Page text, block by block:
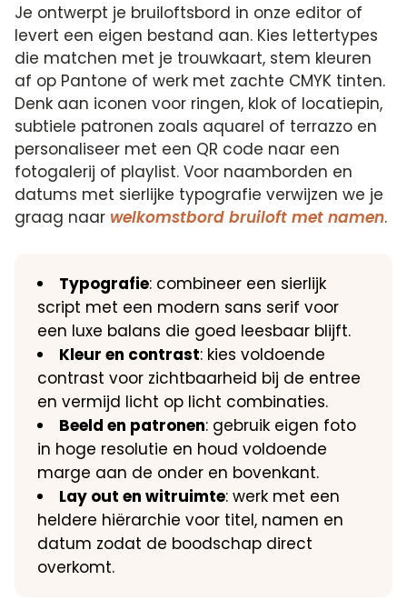
Je ontwerpt je bruiloftsbord in onze editor of
levert een eigen bestand aan. Kies lettertypes
die matchen met je trouwkaart, stem kleuren
af op Pantone of werk met zachte CMYK tinten.
Denk aan iconen voor ringen, klok of locatiepin,
subtiele patronen zoals aquarel of terrazzo en
personaliseer met een QR code naar een
fotogalerij of playlist. Voor naamborden en
datums met sierlijke typografie verwijzen we je
graag naar welkomstbord bruiloft met namen.
Typografie: combineer een sierlijk
script met een modern sans serif voor
een luxe balans die goed leesbaar blijft.
Kleur en contrast: kies voldoende
contrast voor zichtbaarheid bij de entree
en vermijd licht op licht combinaties.
Beeld en patronen: gebruik eigen foto
in hoge resolutie en houd voldoende
marge aan de onder en bovenkant.
Lay out en witruimte: werk met een
heldere hiërarchie voor titel, namen en
datum zodat de boodschap direct
overkomt.